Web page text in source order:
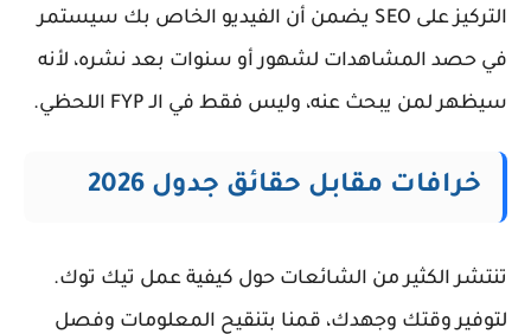
التركيز على SEO يضمن أن الفيديو الخاص بك سيستمر
في حصد المشاهدات لشهور أو سنوات بعد نشره، لأنه
سيظهر لمن يبحث عنه، وليس فقط في الـ FYP اللحظي.
خرافات مقابل حقائق جدول 2026
تنتشر الكثير من الشائعات حول كيفية عمل تيك توك.
لتوفير وقتك وجهدك، قمنا بتنقيح المعلومات وفصل